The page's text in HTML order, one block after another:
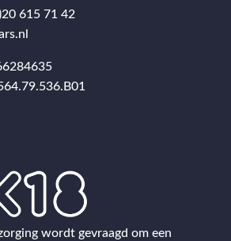
615 71 42
wordt gevraagd om een